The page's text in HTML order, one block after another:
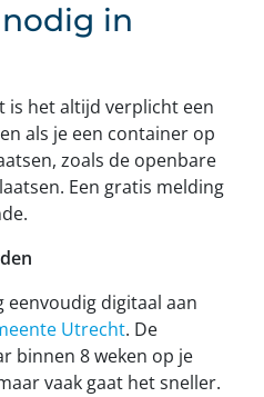
in
is het altijd verplicht een
als je een container op
zoals de openbare
Een gratis melding
eenvoudig digitaal aan
Utrecht. De
binnen 8 weken op je
vaak gaat het sneller.